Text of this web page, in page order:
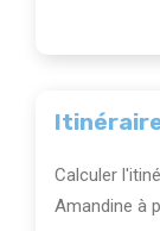
Calculer
Amandine à